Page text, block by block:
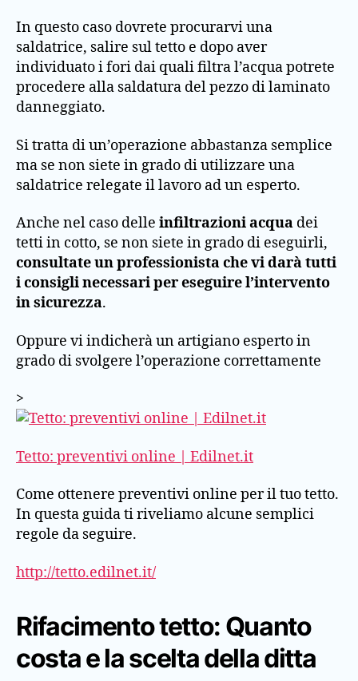
In questo caso dovrete procurarvi una
saldatrice, salire sul tetto e dopo aver
individuato i fori dai quali filtra l’acqua potrete
procedere alla saldatura del pezzo di laminato
danneggiato.
Si tratta di un’operazione abbastanza semplice
ma se non siete in grado di utilizzare una
saldatrice relegate il lavoro ad un esperto.
Anche nel caso delle infiltrazioni acqua dei
tetti in cotto, se non siete in grado di eseguirli,
consultate un professionista che vi darà tutti
i consigli necessari per eseguire l’intervento
in sicurezza.
Oppure vi indicherà un artigiano esperto in
grado di svolgere l’operazione correttamente
>
Tetto: preventivi online | Edilnet.it
Come ottenere preventivi online per il tuo tetto.
In questa guida ti riveliamo alcune semplici
regole da seguire.
http://tetto.edilnet.it/
Rifacimento tetto: Quanto
costa e la scelta della ditta